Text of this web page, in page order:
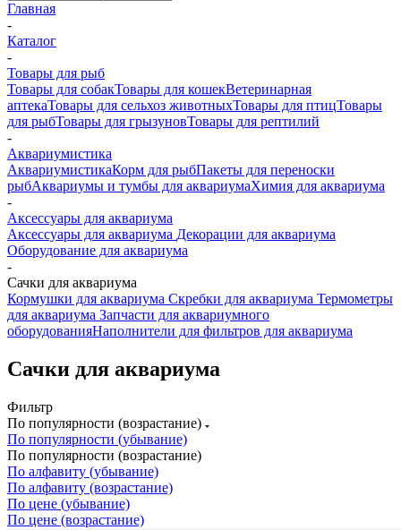
Главная
-
Каталог
-
Товары для рыб
Товары для собакТовары для кошекВетеринарная
аптекаТовары для сельхоз животныхТовары для птицТовары
для рыбТовары для грызуновТовары для рептилий
-
Аквариумистика
АквариумистикаКорм для рыбПакеты для переноски
рыбАквариумы и тумбы для аквариумаХимия для аквариума
-
Аксессуары для аквариума
Аксессуары для аквариума Декорации для аквариума
Оборудование для аквариума
-
Сачки для аквариума
Кормушки для аквариума Скребки для аквариума Термометры
для аквариума Запчасти для аквариумного
оборудованияНаполнители для фильтров для аквариума
Сачки для аквариума
Фильтр
По популярности (возрастание)
По популярности (убывание)
По популярности (возрастание)
По алфавиту (убывание)
По алфавиту (возрастание)
По цене (убывание)
По цене (возрастание)